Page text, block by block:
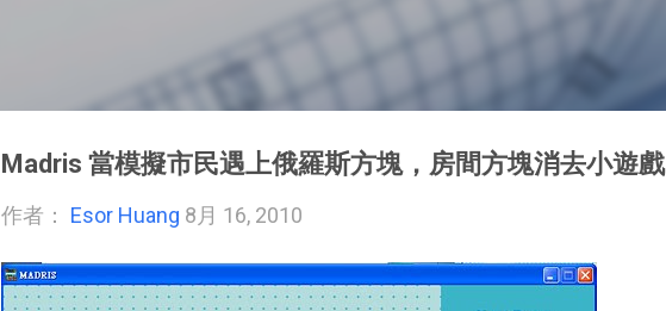
Madris 當模擬市民遇上俄羅斯方塊，房間方塊消去小遊戲
作者： Esor Huang 8月 16, 2010